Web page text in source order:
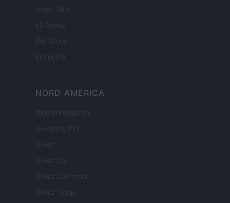
Viajar 365
ES Newz
Pet Story
Encocina
NORD AMERICA
Womanmagazine
Investing Plus
Newz
Newz US
Newz California
Newz Texas